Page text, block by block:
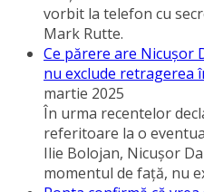
vorbit la telefon cu
Mark Rutte.
Ce părere are Nicuşor
nu exclude retragerea
martie 2025
În urma recentelor
referitoare la o
Ilie Bolojan, Nicuşor
momentul de faţă, nu